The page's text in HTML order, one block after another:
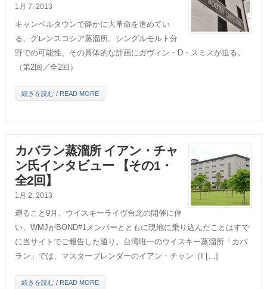
1月 7, 2013
キャンベルタウンで静かに大革命を進めてい
る、グレンスコシア蒸溜所。シングルモルト分
野での可能性、その具体的な計画にガヴィン・D・スミスが迫る。
（第2回／全2回）
続きを読む / READ MORE
カバラン蒸溜所 イアン・チャ
ン氏インタビュー 【その1・
全2回】
1月 2, 2013
遡ること9月、ウイスキーライヴ台北の開催に伴
い、WMJがBOND#1メンバーとともに現地に乗り込んだことはすで
に当サイトでご報告した通り。台湾唯一のウイスキー蒸溜所「カバ
ラン」では、マスターブレンダーのイアン・チャン（I […]
続きを読む / READ MORE